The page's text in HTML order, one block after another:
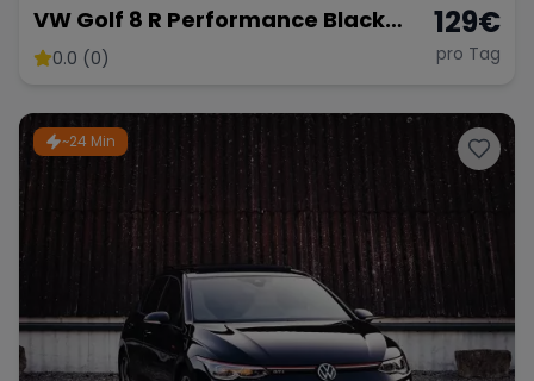
VW Golf 8 R Performance Black
Edition – 333 PS Kraftpaket
0.0 (0)
129€
pro Tag
~24 Min